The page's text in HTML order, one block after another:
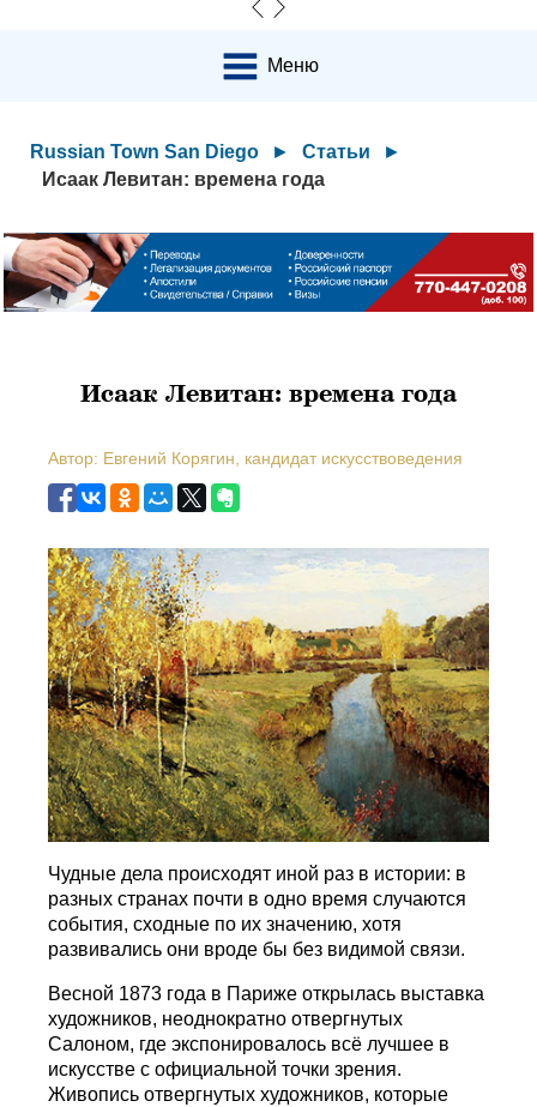
Меню
Russian Town San Diego ► Статьи
►
Исаак Левитан: времена года
Исаак Левитан: времена года
Автор: Евгений Корягин, кандидат искусствоведения
Чудные дела происходят иной раз в истории: в
разных странах почти в одно время случаются
события, сходные по их значению, хотя
развивались они вроде бы без видимой связи.
Весной 1873 года в Париже открылась выставка
художников, неоднократно отвергнутых
Салоном, где экспонировалось всё лучшее в
искусстве с официальной точки зрения.
Живопись отвергнутых художников, которые